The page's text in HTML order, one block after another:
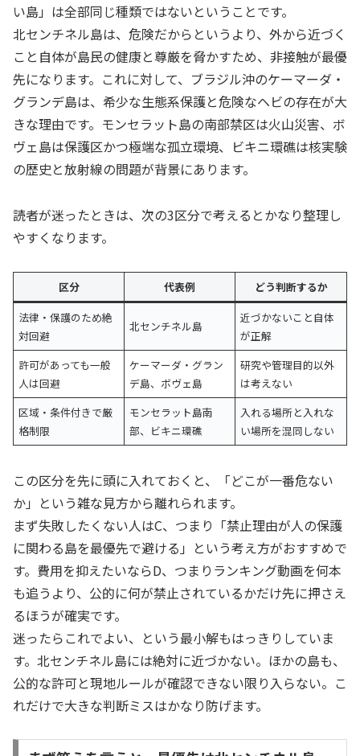
い島」は全部同じ種類ではないということです。
北センチネル島は、危険だからというより、外から近づく
こと自体が島民の健康と尊厳を脅かすため、非接触が最優
先になります。これに対して、ブラジル沖のケーマーダ・
グランデ島は、希少な生態系保護と危険なヘビの存在が大
きな理由です。モンセラット島の南部禁区は火山災害、ボ
ヴェ島は保護区かつ極端な孤立環境、ビキニ環礁は核実験
の歴史と放射線の問題が背景にあります。
読者が迷ったときは、次の3区分で考えるとかなり整理し
やすくなります。
区分 代表例
どう判断するか
法律・保護のため絶
対回避
北センチネル島
近づかないこと自体
が正解
許可があっても一般
人は回避
ケーマーダ・グラン
デ島、ボヴェ島
研究や管理目的以外
は考えない
区域・条件付きで厳
格制限
モンセラット島南
部、ビキニ環礁
入れる場所と入れな
い場所を混同しない
この区分を先に頭に入れておくと、「どこが一番危ない
か」という雑な見方から離れられます。
まず失敗したくない人はC、つまり「禁止理由が人の保護
に関わる島を最優先で避ける」という考え方がおすすめで
す。費用を抑えたいならD、つまりランキング動画を何本
も追うより、公的に何が禁止されているかだけ先に押さえ
るほうが確実です。
迷ったらこれでよい、という最小解もはっきりしていま
す。北センチネル島には絶対に近づかない。ほかの島も、
公的な許可と現地ルールが確認できない限り入らない。こ
れだけで大きな判断ミスはかなり防げます。